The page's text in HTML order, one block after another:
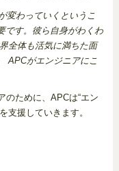
変わっていくというこ
です。彼ら自身がわくわ
全体も活気に満ちた面
APCがエンジニアにこ
のために、APCは“エン
支援していきます。